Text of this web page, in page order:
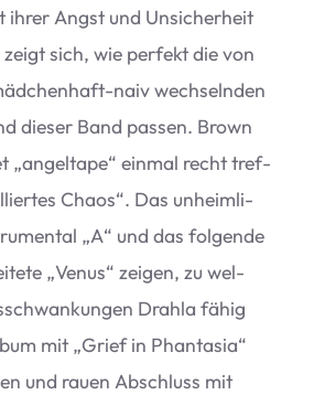
ihrer Angst und Unsi­cher­heit
sich, wie per­fekt die von
naiv wech­seln­den
die­ser Band pas­sen. Brown
„angel­tape“ ein­mal recht tref­
Chaos“. Das unheim­li­
„A“ und das fol­gende
„Venus“ zei­gen, zu wel­
Drahla fähig
mit „Grief in Phan­ta­sia“
und rauen Abschluss mit